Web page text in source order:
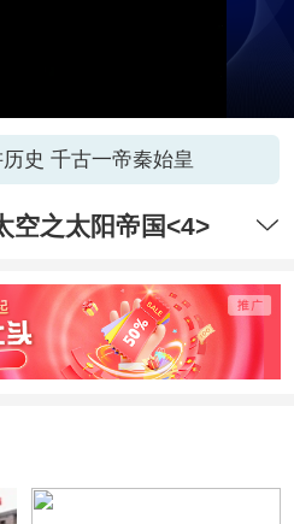
史 千古一帝秦始皇
空之太阳帝国<4>